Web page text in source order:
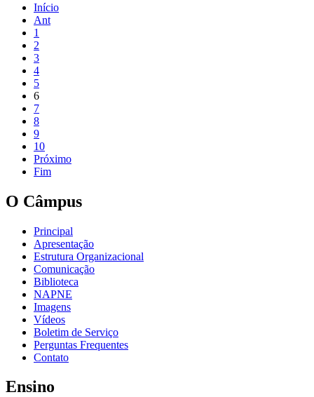
Início
Ant
1
2
3
4
5
6
7
8
9
10
Próximo
Fim
O Câmpus
Principal
Apresentação
Estrutura Organizacional
Comunicação
Biblioteca
NAPNE
Imagens
Vídeos
Boletim de Serviço
Perguntas Frequentes
Contato
Ensino